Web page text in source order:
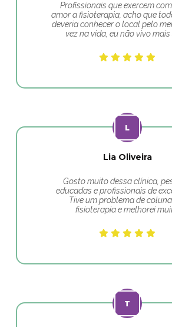
Profissionais que exercem
amor a fisioterapia, acho que
deveria conhecer o local pelo
vez na vida, eu não vivo mais
Lia Oliveira
Gosto muito dessa clínica,
educadas e profissionais de
Tive um problema de
fisioterapia e melhorei